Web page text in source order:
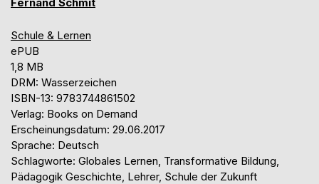
Schule & Lernen
ePUB
1,8 MB
DRM: Wasserzeichen
ISBN-13: 9783744861502
Verlag: Books on Demand
Erscheinungsdatum: 29.06.2017
Sprache: Deutsch
Schlagworte: Globales Lernen, Transformative Bildung,
Pädagogik Geschichte, Lehrer, Schule der Zukunft